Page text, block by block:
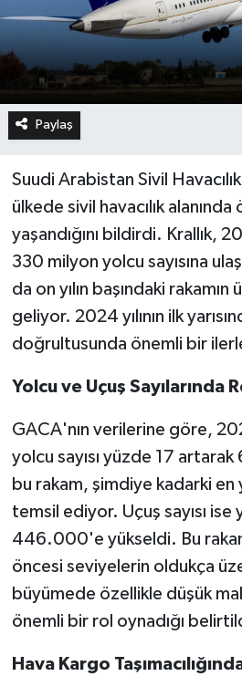
Paylaş
Suudi Arabistan Sivil
ülkede sivil havacılık
yaşandığını bildirdi. Krallık,
330 milyon yolcu sayısına
da on yılın başındaki rakamın
geliyor. 2024 yılının ilk
doğrultusunda önemli bir
Yolcu ve Uçuş Sayılarında
GACA'nın verilerine göre,
yolcu sayısı yüzde 17 artarak
bu rakam, şimdiye kadarki en
temsil ediyor. Uçuş sayısı
446.000'e yükseldi. Bu
öncesi seviyelerin oldukça
büyümede özellikle düşük
önemli bir rol oynadığı
Hava Kargo